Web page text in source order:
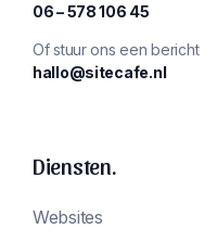
‪06 – 578 106 45‬
Of stuur ons een bericht
hallo@sitecafe.nl
Diensten.
Websites